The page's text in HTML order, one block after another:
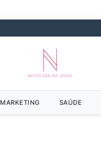
MARKETING SAÚDE